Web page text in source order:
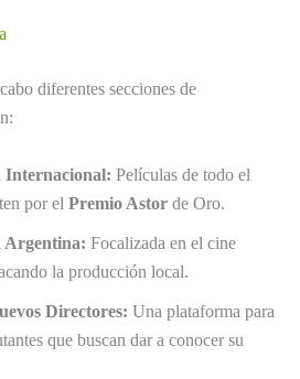
diferentes secciones de
Internacional: Películas de todo el
por el Premio Astor de Oro.
Argentina: Focalizada en el cine
la producción local.
Directores: Una plataforma para
que buscan dar a conocer su